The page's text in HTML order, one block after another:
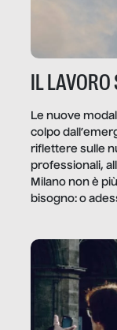
IL
Le nuove
colpo
riflettere sulle
professionali,
Milano non è
bisogno: o